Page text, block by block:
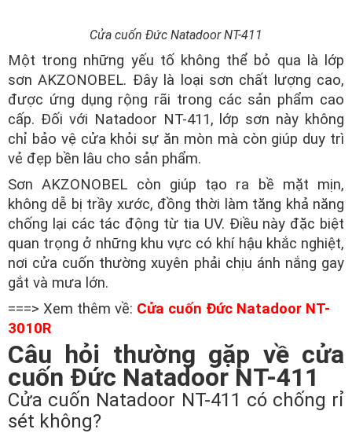
Cửa cuốn Đức Natadoor NT-411
Một trong những yếu tố không thể bỏ qua là lớp
sơn AKZONOBEL. Đây là loại sơn chất lượng cao,
được ứng dụng rộng rãi trong các sản phẩm cao
cấp. Đối với Natadoor NT-411, lớp sơn này không
chỉ bảo vệ cửa khỏi sự ăn mòn mà còn giúp duy trì
vẻ đẹp bền lâu cho sản phẩm.
Sơn AKZONOBEL còn giúp tạo ra bề mặt mịn,
không dễ bị trầy xước, đồng thời làm tăng khả năng
chống lại các tác động từ tia UV. Điều này đặc biệt
quan trọng ở những khu vực có khí hậu khắc nghiệt,
nơi cửa cuốn thường xuyên phải chịu ánh nắng gay
gắt và mưa lớn.
===> Xem thêm về: Cửa cuốn Đức Natadoor NT-
3010R
Câu hỏi thường gặp về cửa
cuốn Đức Natadoor NT-411
Cửa cuốn Natadoor NT-411 có chống rỉ
sét không?